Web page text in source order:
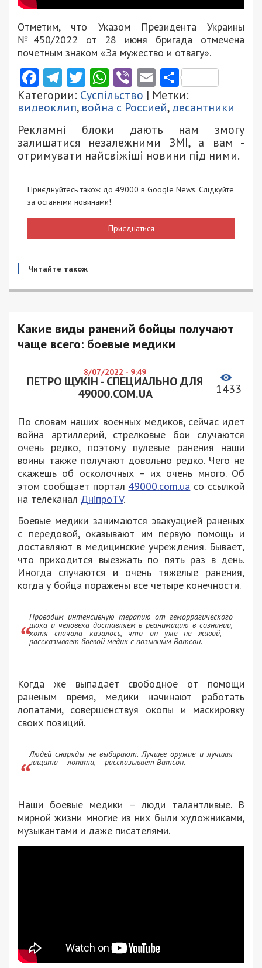
Отметим, что Указом Президента Украины
№450/2022 от 28 июня бригада отмечена
почетным знаком «За мужество и отвагу».
Facebook
Telegram
Twitter
WhatsApp
ViberEmail
Категории: Суспільство | Метки:
видеоклип, война с Россией,десантники
Рекламні блоки дають нам змогу
залишатися незалежними ЗМІ, а вам -
отримувати найсвіжіші новини під ними.
Приєднуйтесь також до 49000 в Google News. Слідкуйте
за останніми новинами!
Приєднатися
Читайте також
Какие виды ранений бойцы получают
чаще всего: боевые медики
8/07/2022 - 9:49
ПЕТРО ЩУКІН - СПЕЦИАЛЬНО ДЛЯ
49000.COM.UA
1433
По словам наших военных медиков, сейчас идет
война артиллерий, стрелковые бои случаются
очень редко, поэтому пулевые ранения наши
воины также получают довольно редко. Чего не
скажешь об осколочных – их очень много. Об
этом сообщает портал 49000.com.ua со ссылкой
на телеканал ДніпроTV.
Боевые медики занимаются эвакуацией раненых
с передовой, оказывают им первую помощь и
доставляют в медицинские учреждения. Бывает,
что приходится выезжать по пять раз в день.
Иногда случаются и очень тяжелые ранения,
когда у бойца поражены все четыре конечности.
Проводим интенсивную терапию от геморрагического
шока и человека доставляем в реанимацию в сознании,
хотя сначала казалось, что он уже не живой, –
рассказывает боевой медик с позывным Ватсон.
Когда же выпадает свободное от помощи
раненым время, медики начинают работать
лопатами, совершенствуя окопы и маскировку
своих позиций.
Людей снаряды не выбирают. Лучшее оружие и лучшая
защита – лопата, – рассказывает Ватсон.
Наши боевые медики – люди талантливые. В
мирной жизни многие из них были художниками,
музыкантами и даже писателями.